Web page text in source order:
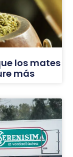
los mates
más